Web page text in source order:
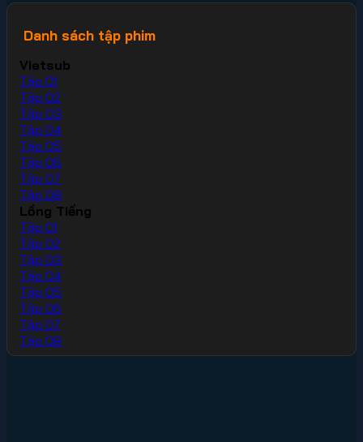
Danh sách tập phim
Vietsub
Tập 01
Tập 02
Tập 03
Tập 04
Tập 05
Tập 06
Tập 07
Tập 08
Lồng Tiếng
Tập 01
Tập 02
Tập 03
Tập 04
Tập 05
Tập 06
Tập 07
Tập 08